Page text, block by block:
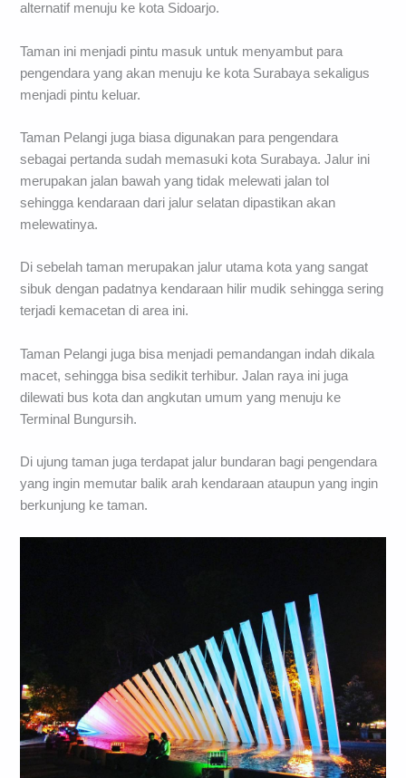
alternatif menuju ke kota Sidoarjo.
Taman ini menjadi pintu masuk untuk menyambut para
pengendara yang akan menuju ke kota Surabaya sekaligus
menjadi pintu keluar.
Taman Pelangi juga biasa digunakan para pengendara
sebagai pertanda sudah memasuki kota Surabaya. Jalur ini
merupakan jalan bawah yang tidak melewati jalan tol
sehingga kendaraan dari jalur selatan dipastikan akan
melewatinya.
Di sebelah taman merupakan jalur utama kota yang sangat
sibuk dengan padatnya kendaraan hilir mudik sehingga sering
terjadi kemacetan di area ini.
Taman Pelangi juga bisa menjadi pemandangan indah dikala
macet, sehingga bisa sedikit terhibur. Jalan raya ini juga
dilewati bus kota dan angkutan umum yang menuju ke
Terminal Bungursih.
Di ujung taman juga terdapat jalur bundaran bagi pengendara
yang ingin memutar balik arah kendaraan ataupun yang ingin
berkunjung ke taman.